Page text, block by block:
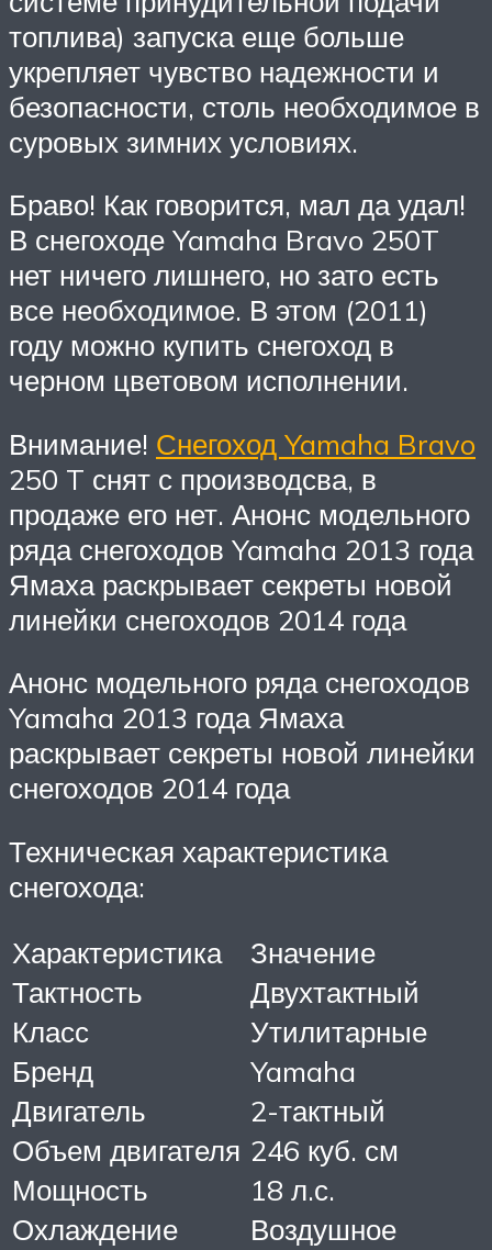
топлива) запуска еще больше
укрепляет чувство надежности и
безопасности, столь необходимое в
суровых зимних условиях.
Браво! Как говорится, мал да удал!
В снегоходе Yamaha Bravo 250T
нет ничего лишнего, но зато есть
все необходимое. В этом (2011)
году можно купить снегоход в
черном цветовом исполнении.
Внимание! Снегоход Yamaha Bravo
250 T снят с производсва, в
продаже его нет. Анонс модельного
ряда снегоходов Yamaha 2013 года
Ямаха раскрывает секреты новой
линейки снегоходов 2014 года
Анонс модельного ряда снегоходов
Yamaha 2013 года Ямаха
раскрывает секреты новой линейки
снегоходов 2014 года
Техническая характеристика
снегохода:
Характеристика
Значение
Тактность
Двухтактный
Класс
Утилитарные
Бренд
Yamaha
Двигатель
2-тактный
Объем двигателя 246 куб. см
Мощность
18 л.с.
Охлаждение
Воздушное